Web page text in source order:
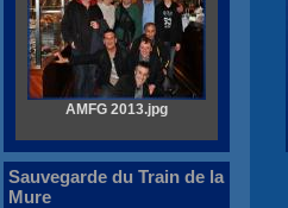
AMFG 2013.jpg
Sauvegarde du Train de la
Mure